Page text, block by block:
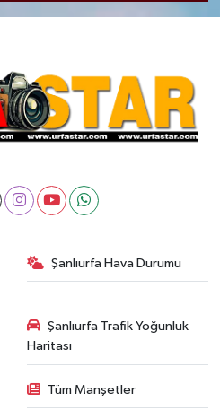
Şanlıurfa Hava Durumu
Şanlıurfa Trafik Yoğunluk
Haritası
Tüm Manşetler